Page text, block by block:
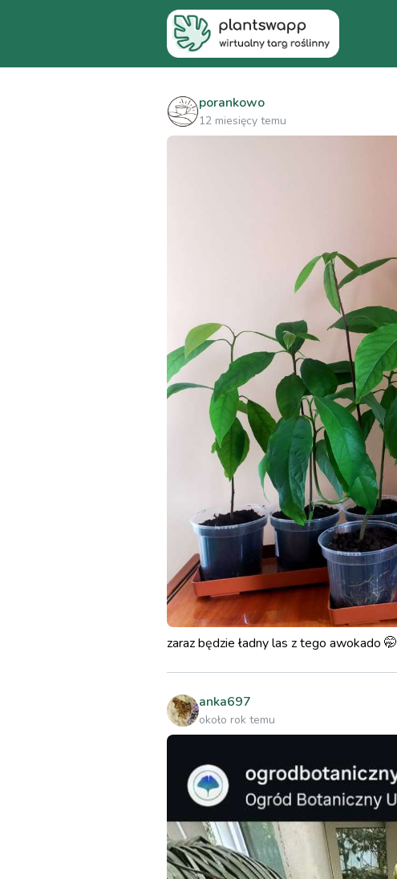
porankowo
12 miesięcy temu
zaraz będzie ładny las z tego awokado 🤭
anka697
około rok temu